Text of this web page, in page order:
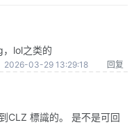
lol之类的
2026-03-29 13:29:18 回复
CLZ 標識的。 是不是可回